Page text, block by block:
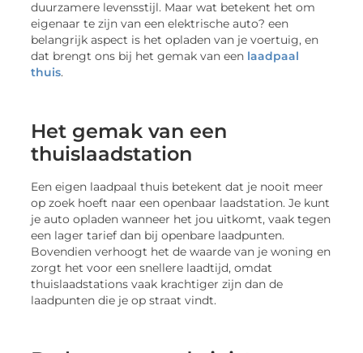
duurzamere levensstijl. Maar wat betekent het om
eigenaar te zijn van een elektrische auto? een
belangrijk aspect is het opladen van je voertuig, en
dat brengt ons bij het gemak van een laadpaal
thuis.
Het gemak van een
thuislaadstation
Een eigen laadpaal thuis betekent dat je nooit meer
op zoek hoeft naar een openbaar laadstation. Je kunt
je auto opladen wanneer het jou uitkomt, vaak tegen
een lager tarief dan bij openbare laadpunten.
Bovendien verhoogt het de waarde van je woning en
zorgt het voor een snellere laadtijd, omdat
thuislaadstations vaak krachtiger zijn dan de
laadpunten die je op straat vindt.